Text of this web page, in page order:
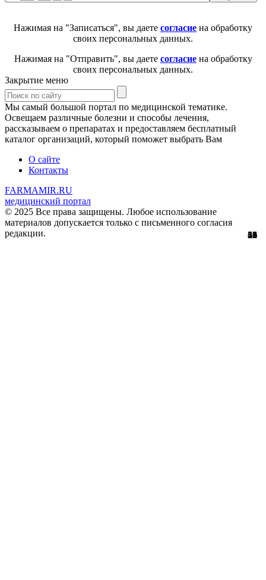
1
5
1
15
2
11
51
56
1
29
61
3
9
12
8
45
Нажимая на "Записаться", вы даете согласие на обработку
своих персональных данных.
Нажимая на "Отправить", вы даете согласиена обработку
своих персональных данных.
Закрытие меню
Мы самый большой портал по медицинской тематике.
Освещаем различные болезни и способы лечения,
рассказываем о препаратах и предоставляем бесплатный
каталог организаций, который поможет выбрать Вам
О сайте
Контакты
FARMAMIR.RU
медицинский портал
© 2025 Все права защищены. Любое использование
материалов допускается только с письменного согласия
редакции.